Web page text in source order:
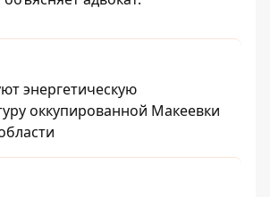
энергетическую
оккупированной Макеевки